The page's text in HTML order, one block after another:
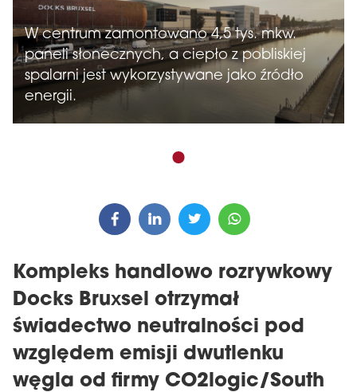
W centrum zamontowano 4,5 tys. mkw.
paneli słonecznych, a ciepło z pobliskiej
spalarni jest wykorzystywane jako źródło
energii.
Kompleks handlowo rozrywkowy
Docks Bruxsel otrzymał
świadectwo neutralności pod
względem emisji dwutlenku
węgla od firmy CO2logic/South